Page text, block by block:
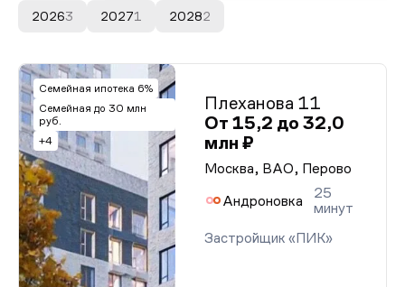
20263 20271 20282
Семейная ипотека 6%
Семейная до 30 млн
руб.
+4
Плеханова 11
От 15,2 до 32,0
млн ₽
Москва, ВАО, Перово
Андроновка
25
минут
Застройщик «ПИК»